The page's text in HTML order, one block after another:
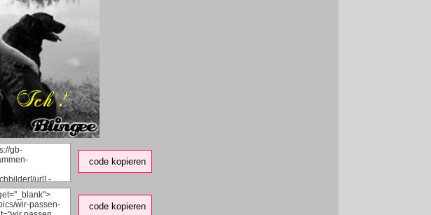
code kopieren
code kopieren